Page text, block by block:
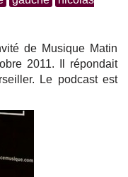
de Musique Matin
2011. Il répondait
Le podcast est